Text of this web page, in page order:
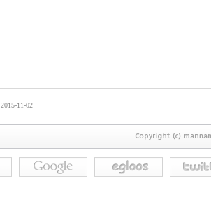
2015-11-02